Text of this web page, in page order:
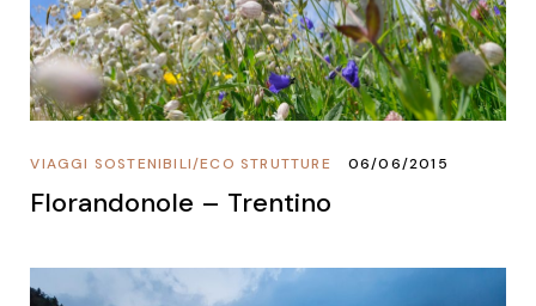
ECO STRUTTURE
/
VIAGGI SOSTENIBILI 06/06/2015
Florandonole – Trentino